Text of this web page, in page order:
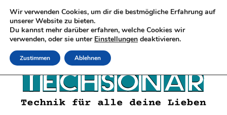
Wir verwenden Cookies, um dir die bestmögliche Erfahrung auf
unserer Website zu bieten.
Du kannst mehr darüber erfahren, welche Cookies wir
verwenden, oder sie unter Einstellungen deaktivieren.
Zustimmen Ablehnen